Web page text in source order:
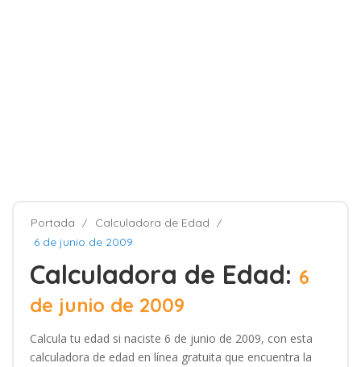
Portada
Calculadora de Edad
6 de junio de 2009
Calculadora de Edad: 6
de junio de 2009
Calcula tu edad si naciste 6 de junio de 2009, con esta
calculadora de edad en línea gratuita que encuentra la